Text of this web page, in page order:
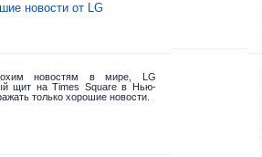
новости от LG
новостям в мире, LG
щит на Times Square в Нью-
только хорошие новости.